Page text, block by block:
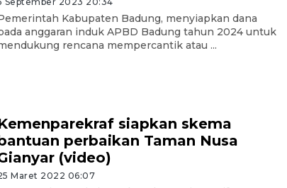
Kabupaten Badung, menyiapkan dana
anggaran induk APBD Badung tahun 2024 untuk
rencana mempercantik atau ...
siapkan skema
perbaikan Taman Nusa
(video)
Maret 2022 06:07